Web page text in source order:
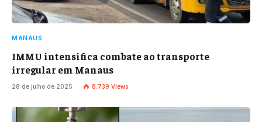
MANAUS
IMMU intensifica combate ao transporte
irregular em Manaus
28 de julho de 2025 8.739 Views